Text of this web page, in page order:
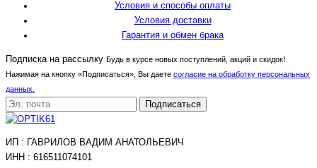
Условия и способы оплаты
Условия доставки
Гарантия и обмен брака
Подписка на рассылку Будь в курсе новых поступлений, акций и скидок!
Нажимая на кнопку «Подписаться», Вы даете согласие на обработку персональных
данных.
Подписаться
ИП : ГАВРИЛОВ ВАДИМ АНАТОЛЬЕВИЧ
ИНН : 616511074101